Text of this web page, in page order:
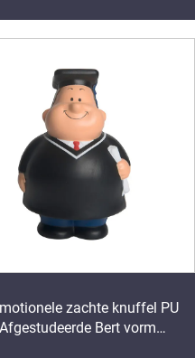
ballen
zachte knuffel PU
Afgestudeerde Bert vorm